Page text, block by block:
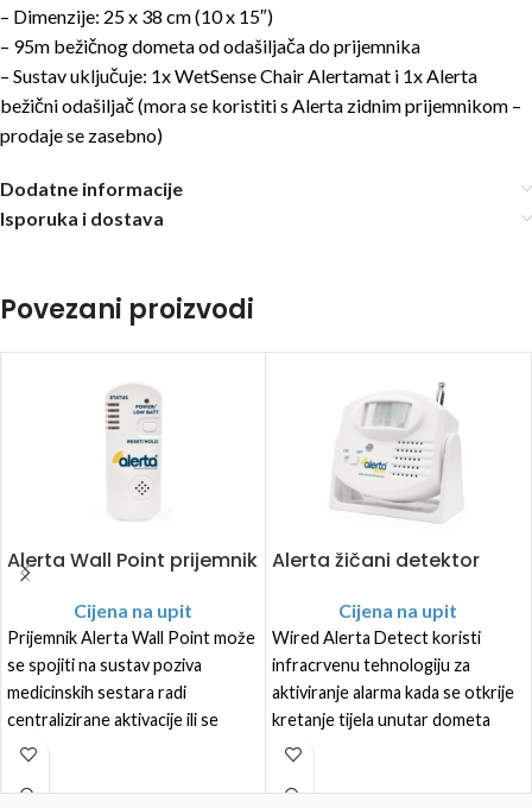
– Dimenzije: 25 x 38 cm (10 x 15″)
– 95m bežičnog dometa od odašiljača do prijemnika
– Sustav uključuje: 1x WetSense Chair Alertamat i 1x Alerta
bežični odašiljač (mora se koristiti s Alerta zidnim prijemnikom –
prodaje se zasebno)
Dodatne informacije
Isporuka i dostava
Povezani proizvodi
Alerta Wall Point prijemnik
Cijena na upit
Prijemnik Alerta Wall Point može
se spojiti na sustav poziva
medicinskih sestara radi
centralizirane aktivacije ili se
koristiti samostalno, neovisno o
Alerta žičani detektor
Cijena na upit
Wired Alerta Detect koristi
infracrvenu tehnologiju za
aktiviranje alarma kada se otkrije
kretanje tijela unutar dometa
infracrvene zrake.